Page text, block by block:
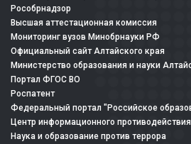
Рособрнадзор
Высшая аттестационная комиссия
Мониторинг вузов Минобрнауки РФ
Официальный сайт Алтайского края
Министерство образования и науки
Портал ФГОС ВО
Роспатент
Федеральный портал "Российское
Центр информационного
Наука и образование против террора